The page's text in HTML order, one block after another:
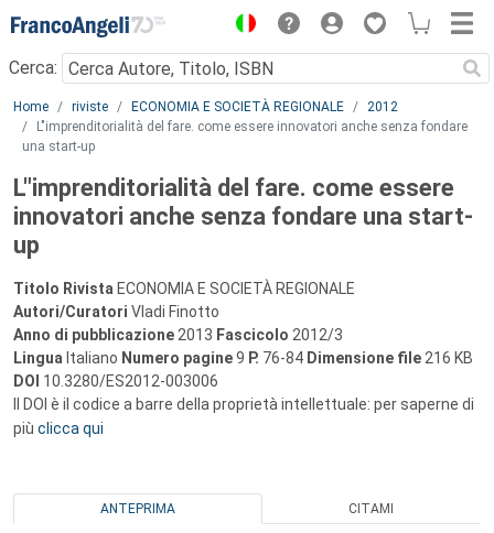
Menu
Cerca:
Main content
Home riviste ECONOMIA E SOCIETÀ REGIONALE
2012
L"imprenditorialità del fare. come essere innovatori anche senza fondare
una start-up
L"imprenditorialità del fare. come essere
innovatori anche senza fondare una start-
up
Titolo Rivista ECONOMIA E SOCIETÀ REGIONALE
Autori/Curatori Vladi Finotto
Anno di pubblicazione 2013 Fascicolo 2012/3
Lingua Italiano Numero pagine9 P. 76-84 Dimensione file 216 KB
DOI 10.3280/ES2012-003006
Il DOI è il codice a barre della proprietà intellettuale: per saperne di
più clicca qui
ANTEPRIMA CITAMI